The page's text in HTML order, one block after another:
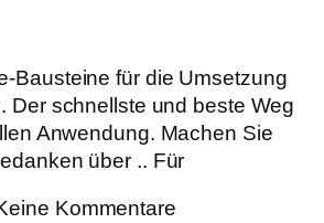
Bausteine für die Umsetzung
Der schnellste und beste Weg
Anwendung. Machen Sie
über .. Für
Kommentare